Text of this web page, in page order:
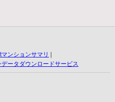
ンションサマリ
データダウンロードサービス